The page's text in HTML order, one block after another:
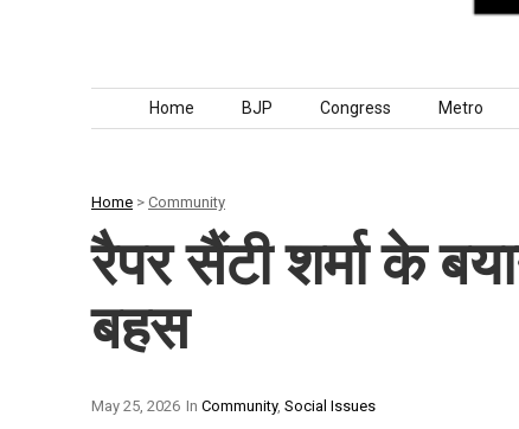
Skip to content
Home BJP Congress Metro
Home > Community
रैपर सैंटी शर्मा के
बहस
In Community, Social Issues
May 25, 2026